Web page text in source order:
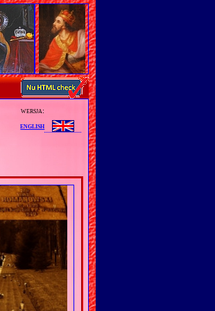
wersja:
english